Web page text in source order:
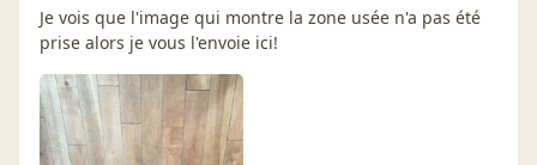
Je vois que l'image qui montre la zone usée n'a pas été
prise alors je vous l'envoie ici!